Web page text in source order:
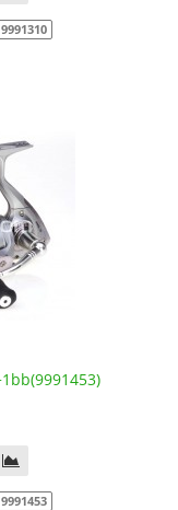
9991310
9991453